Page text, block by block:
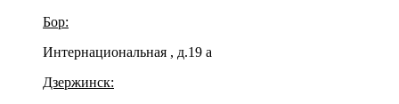
Бор:
Интернациональная , д.19 а
Дзержинск: